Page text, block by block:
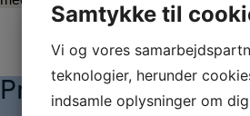
Praktisk information
Samtykke til
Vi og vores
teknologier, herunder
indsamle oplysninger om